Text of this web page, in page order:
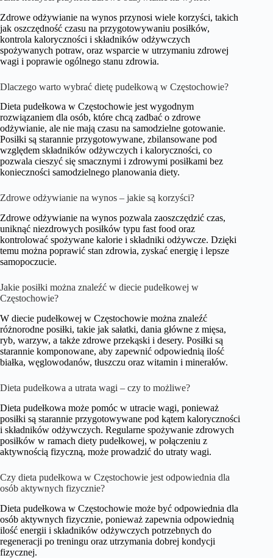
Zdrowe odżywianie na wynos przynosi wiele korzyści, takich
jak oszczędność czasu na przygotowywaniu posiłków,
kontrola kaloryczności i składników odżywczych
spożywanych potraw, oraz wsparcie w utrzymaniu zdrowej
wagi i poprawie ogólnego stanu zdrowia.
Dlaczego warto wybrać dietę pudełkową w Częstochowie?
Dieta pudełkowa w Częstochowie jest wygodnym
rozwiązaniem dla osób, które chcą zadbać o zdrowe
odżywianie, ale nie mają czasu na samodzielne gotowanie.
Posiłki są starannie przygotowywane, zbilansowane pod
względem składników odżywczych i kaloryczności, co
pozwala cieszyć się smacznymi i zdrowymi posiłkami bez
konieczności samodzielnego planowania diety.
Zdrowe odżywianie na wynos – jakie są korzyści?
Zdrowe odżywianie na wynos pozwala zaoszczędzić czas,
uniknąć niezdrowych posiłków typu fast food oraz
kontrolować spożywane kalorie i składniki odżywcze. Dzięki
temu można poprawić stan zdrowia, zyskać energię i lepsze
samopoczucie.
Jakie posiłki można znaleźć w diecie pudełkowej w
Częstochowie?
W diecie pudełkowej w Częstochowie można znaleźć
różnorodne posiłki, takie jak sałatki, dania główne z mięsa,
ryb, warzyw, a także zdrowe przekąski i desery. Posiłki są
starannie komponowane, aby zapewnić odpowiednią ilość
białka, węglowodanów, tłuszczu oraz witamin i minerałów.
Dieta pudełkowa a utrata wagi – czy to możliwe?
Dieta pudełkowa może pomóc w utracie wagi, ponieważ
posiłki są starannie przygotowywane pod kątem kaloryczności
i składników odżywczych. Regularne spożywanie zdrowych
posiłków w ramach diety pudełkowej, w połączeniu z
aktywnością fizyczną, może prowadzić do utraty wagi.
Czy dieta pudełkowa w Częstochowie jest odpowiednia dla
osób aktywnych fizycznie?
Dieta pudełkowa w Częstochowie może być odpowiednia dla
osób aktywnych fizycznie, ponieważ zapewnia odpowiednią
ilość energii i składników odżywczych potrzebnych do
regeneracji po treningu oraz utrzymania dobrej kondycji
fizycznej.